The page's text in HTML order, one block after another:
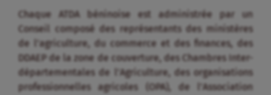
Chaque ATDA béninoise est administrée par un
Conseil composé des représentants des ministères
de l’agriculture, du commerce et des finances, des
DDAEP de la zone de couverture, des Chambres Inter-
départementales de l’Agriculture, des organisations
professionnelles agricoles (OPA), de l’Association